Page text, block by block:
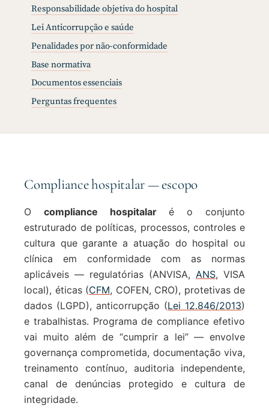
Responsabilidade objetiva do hospital
Lei Anticorrupção e saúde
Penalidades por não-conformidade
Base normativa
Documentos essenciais
Perguntas frequentes
Compliance hospitalar — escopo
O compliance hospitalaré o conjunto
estruturado de políticas, processos, controles e
cultura que garante a atuação do hospital ou
clínica em conformidade com as normas
aplicáveis — regulatórias (ANVISA, ANS, VISA
local), éticas (CFM, COFEN, CRO), protetivas de
dados (LGPD), anticorrupção (Lei 12.846/2013)
e trabalhistas. Programa de compliance efetivo
vai muito além de “cumprir a lei” — envolve
governança comprometida, documentação viva,
treinamento contínuo, auditoria independente,
canal de denúncias protegido e cultura de
integridade.